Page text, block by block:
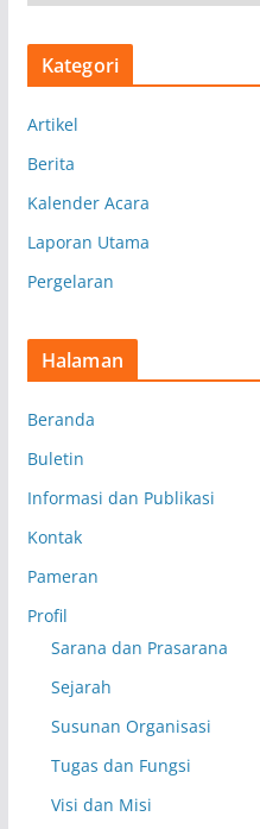
r
s
Kategori
Artikel
Berita
Kalender Acara
Laporan Utama
Pergelaran
Halaman
Beranda
Buletin
Informasi dan Publikasi
Kontak
Pameran
Profil
Sarana dan Prasarana
Sejarah
Susunan Organisasi
Tugas dan Fungsi
Visi dan Misi